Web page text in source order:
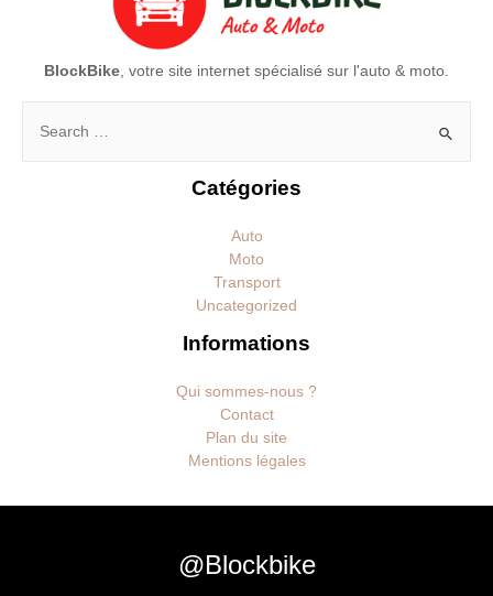
BlockBike , votre site internet spécialisé sur l'auto & moto.
Rechercher :
Catégories
Auto
Moto
Transport
Uncategorized
Informations
Qui sommes-nous ?
Contact
Plan du site
Mentions légales
@Blockbike